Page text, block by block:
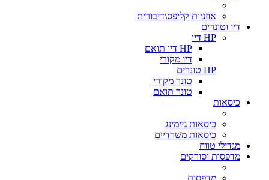
אוזניות קליפס\דיבורית
דיו וטונרים
HP דיו
HP דיו תואם
דיו מקורי
HP טונרים
טונר מקורי
טונר תואם
כיסאות
כיסאות גיימינג
כיסאות משרדיים
מגדילי טווח
מדפסות וסורקים
מדפסות